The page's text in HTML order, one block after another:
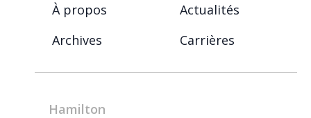
À propos
Actualités
Archives
Carrières
Hamilton